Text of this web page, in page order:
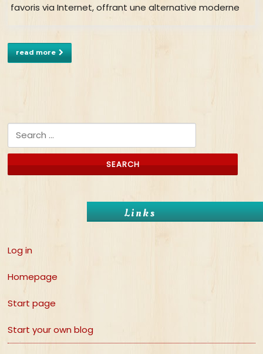
favoris via Internet, offrant une alternative moderne
read more
Search for:
Links
Log in
Homepage
Start page
Start your own blog